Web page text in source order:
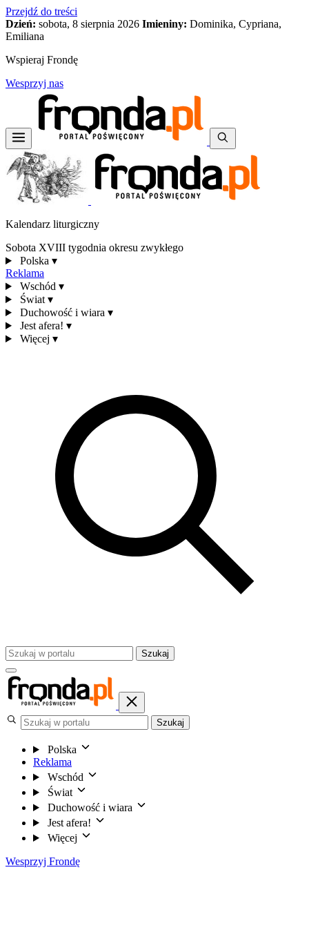
Przejdź do treści
Dzień: sobota, 8 sierpnia 2026 Imieniny: Dominika, Cypriana,
Emiliana
Wspieraj Frondę
Wesprzyj nas
Kalendarz liturgiczny
Sobota XVIII tygodnia okresu zwykłego
Polska ▾
Reklama
Wschód ▾
Świat ▾
Duchowość i wiara ▾
Jest afera! ▾
Więcej ▾
Szukaj
Szukaj
Polska
Reklama
Wschód
Świat
Duchowość i wiara
Jest afera!
Więcej
Wesprzyj Frondę